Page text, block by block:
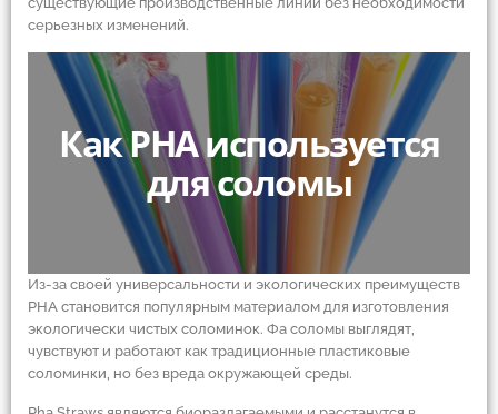
серьезных изменений.
Как PHA используется
для соломы
Из-за своей универсальности и экологических преимуществ
PHA становится популярным материалом для изготовления
экологически чистых соломинок. Фа соломы выглядят,
чувствуют и работают как традиционные пластиковые
соломинки, но без вреда окружающей среды.